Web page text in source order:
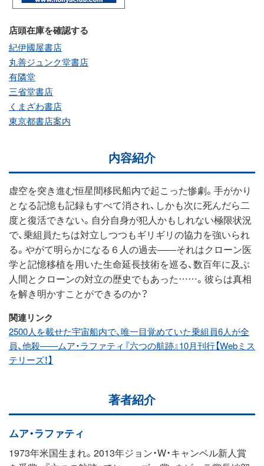
店頭在庫を確認する
紀伊國屋書店
丸善ジュンク堂書店
有隣堂
三省堂書店
くまざわ書店
東京都書店案内
内容紹介
虚空を突き進む恒星間移民船内で起こった惨劇。手がかり
となる記憶も記録もすべて消され、しかも次に死んだら二
度と復活できない。自分自身が犯人かもしれない極限状況
で、乗組員たちは対立しつつもギリギリの協力を強いられ
る。やがて明らかになる６人の過去――それはクローン医
学と記憶移植を用いた生命延長技術を巡る、数百年に及ぶ
人間とクローンの対立の歴史でもあった……。彼らは真相
を解き明かすことができるのか？
関連リンク
2500人を載せた宇宙船内で、唯一目覚めていた乗組員6人が全
員、他殺――ムア・ラファティ『六つの航跡』10月刊行【Webミス
テリーズ！】
著者紹介
ムア・ラファティ
1973年米国生まれ。2013年ジョン・W・キャンベル新人賞